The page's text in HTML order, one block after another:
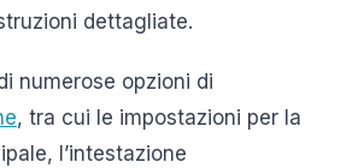
dettagliate.
numerose opzioni di
, tra cui le impostazioni per la
l’intestazione